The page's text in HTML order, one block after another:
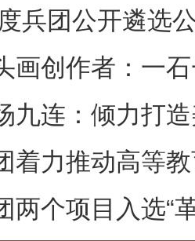
兵团公开遴选
画创作者：一
九连：倾力打
着力推动高等
两个项目入选“